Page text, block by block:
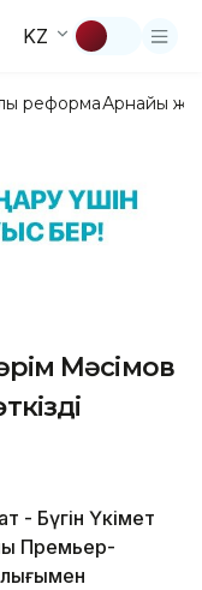
KZ
реформаАрнайы
Мәсімов
- Бүгін Үкімет
Премьер-